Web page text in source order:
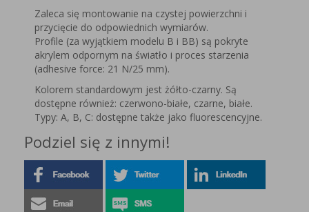
Zaleca się montowanie na czystej powierzchni i
przycięcie do odpowiednich wymiarów.
Profile (za wyjątkiem modelu B i BB) są pokryte
akrylem odpornym na światło i proces starzenia
(adhesive force: 21 N/25 mm).
Kolorem standardowym jest żółto-czarny. Są
dostępne również: czerwono-białe, czarne, białe.
Typy: A, B, C: dostępne także jako fluorescencyjne.
Podziel się z innymi!